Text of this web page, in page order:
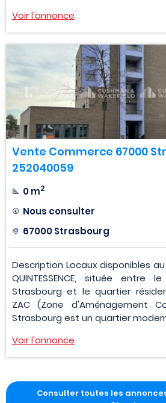
Voir l'annonce
Vente Commerce 67000
252040059
0 m2
Nous consulter
67000 Strasbourg
Description Locaux disponibles
QUINTESSENCE, située entre
Strasbourg et le quartier
ZAC (Zone d'Aménagement
Strasbourg est un quartier
Voir l'annonce
Consulter toutes les